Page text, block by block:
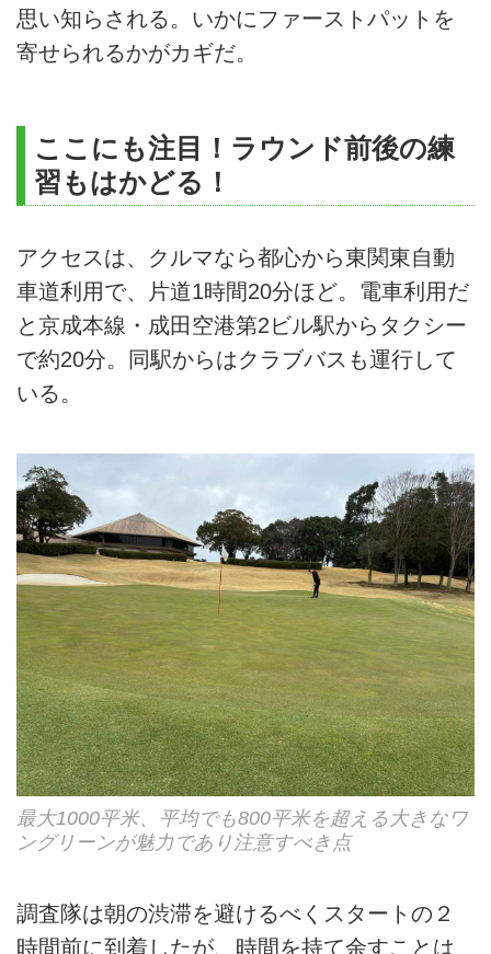
思い知らされる。いかにファーストパットを
寄せられるかがカギだ。
ここにも注目！ラウンド前後の練
習もはかどる！
アクセスは、クルマなら都心から東関東自動
車道利用で、片道1時間20分ほど。電車利用だ
と京成本線・成田空港第2ビル駅からタクシー
で約20分。同駅からはクラブバスも運行して
いる。
最大1000平米、平均でも800平米を超える大きなワ
ングリーンが魅力であり注意すべき点
調査隊は朝の渋滞を避けるべくスタートの２
時間前に到着したが、時間を持て余すことは